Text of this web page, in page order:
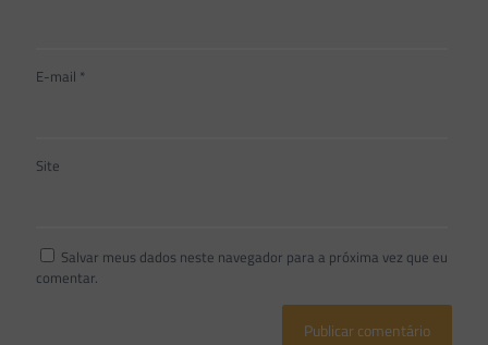
E-mail *
Site
Salvar meus dados neste navegador para a próxima vez que eu
comentar.